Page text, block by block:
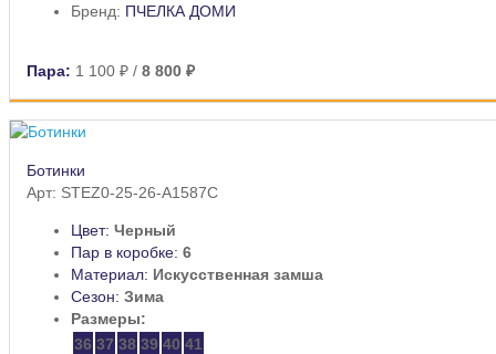
Бренд: ПЧЕЛКА ДОМИ
Пара: 1 100 ₽ / 8 800 ₽
Ботинки
Арт: STEZ0-25-26-A1587C
Цвет: Черный
Пар в коробке: 6
Материал: Искусственная замша
Сезон: Зима
Размеры:
36 37 38 39 40 41